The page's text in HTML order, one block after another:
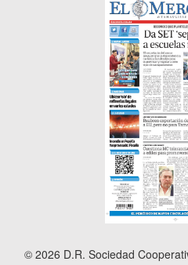
© 2026 D.R. Sociedad